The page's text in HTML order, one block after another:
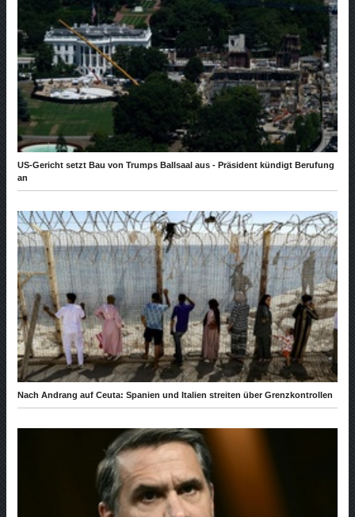
US-Gericht setzt Bau von Trumps Ballsaal aus - Präsident kündigt Berufung
an
Nach Andrang auf Ceuta: Spanien und Italien streiten über Grenzkontrollen